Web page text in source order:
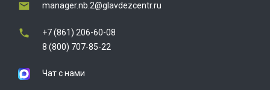
manager.nb.2@glavdezcentr.ru
+7 (861) 206-60-08
8 (800) 707-85-22
Чат с нами